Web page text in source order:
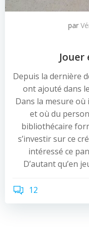
par
Depuis la dernière
ont ajouté dans
Dans la mesure où
et où du
bibliothécaire
s’investir sur ce
intéressé ce
D’autant qu’en
12